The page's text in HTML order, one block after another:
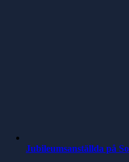
Jubileumsanställda på